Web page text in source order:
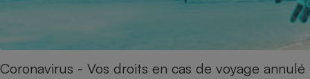
Coronavirus - Vos droits en cas de voyage annulé